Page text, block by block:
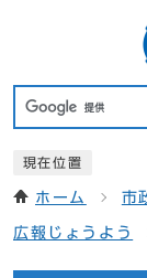
現在位置
ホーム 市
広報じょうよう